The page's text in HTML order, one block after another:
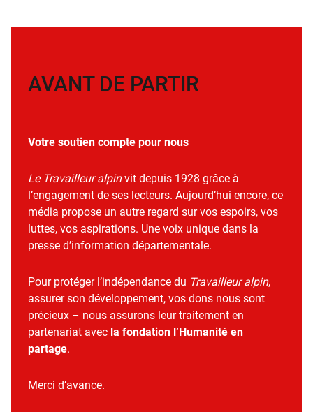
AVANT DE PARTIR
Votre soutien compte pour nous
Le Travailleur alpinvit depuis 1928 grâce à
l’engagement de ses lecteurs. Aujourd’hui encore, ce
média propose un autre regard sur vos espoirs, vos
luttes, vos aspirations. Une voix unique dans la
presse d’information départementale.
Pour protéger l’indépendance du Travailleur alpin,
assurer son développement, vos dons nous sont
précieux – nous assurons leur traitement en
partenariat avec la fondation l’Humanité en
partage.
Merci d’avance.